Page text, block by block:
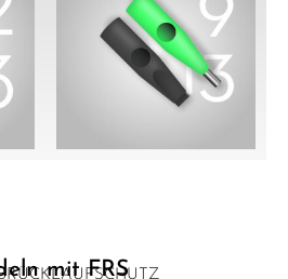
mit FRS